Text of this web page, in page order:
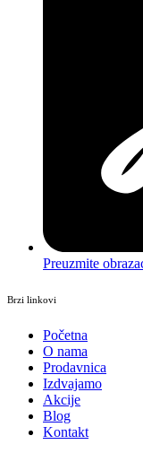
Preuzmite
Brzi linkovi
Početna
O nama
Prodavnica
Izdvajamo
Akcije
Blog
Kontakt